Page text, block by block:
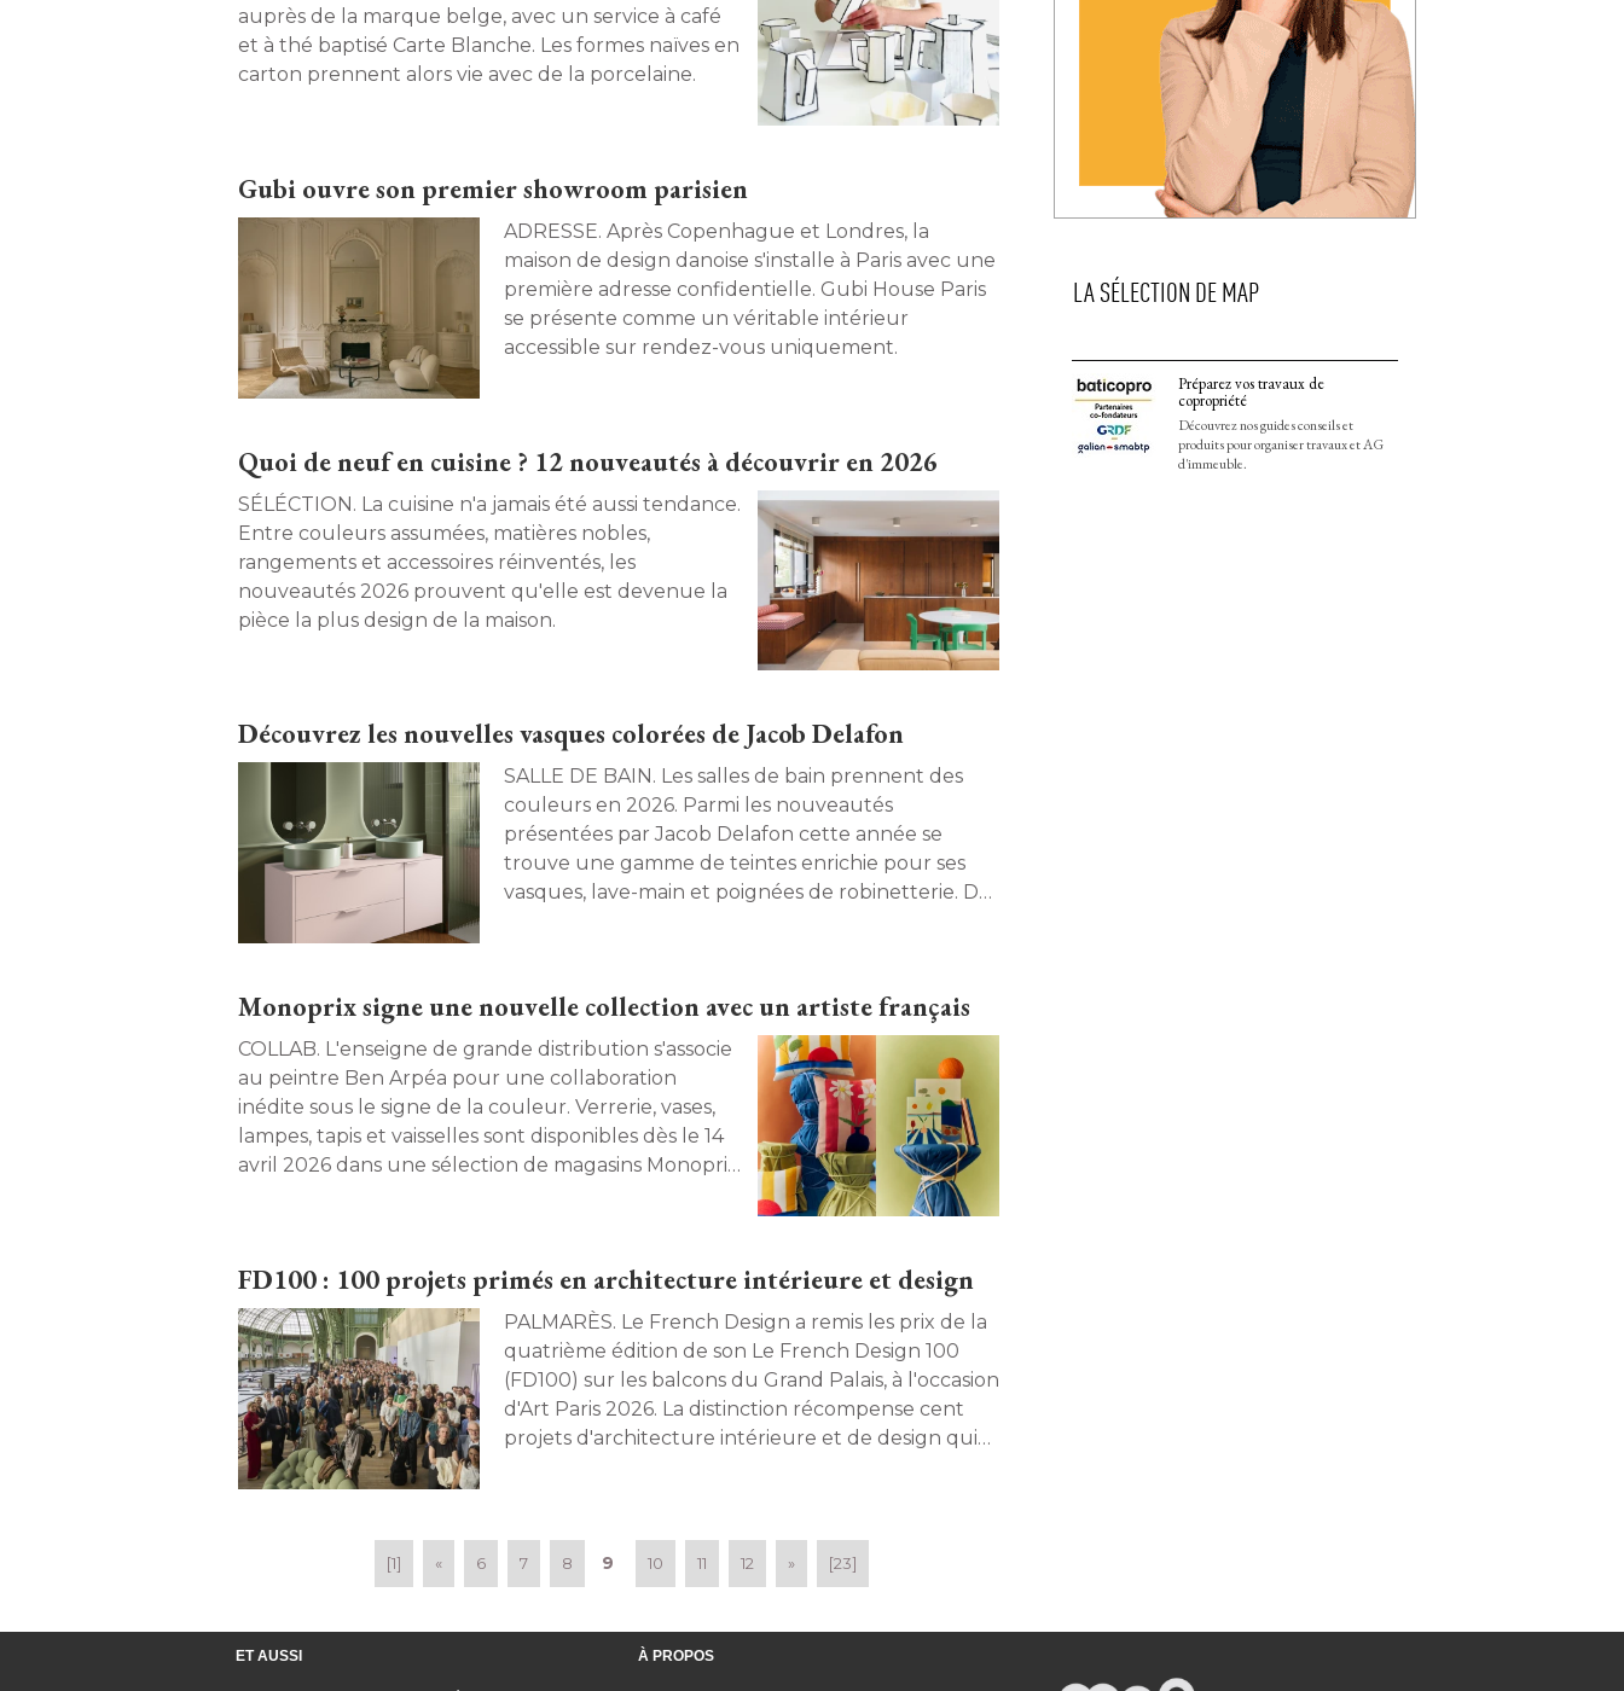
auprès de la marque belge, avec un service à café
et à thé baptisé Carte Blanche. Les formes naïves en
carton prennent alors vie avec de la porcelaine.
Gubi ouvre son premier showroom parisien
ADRESSE. Après Copenhague et Londres, la
maison de design danoise s'installe à Paris avec une
première adresse confidentielle. Gubi House Paris
se présente comme un véritable intérieur
accessible sur rendez-vous uniquement.
Quoi de neuf en cuisine ? 12 nouveautés à découvrir en 2026
SÉLÉCTION. La cuisine n'a jamais été aussi tendance.
Entre couleurs assumées, matières nobles,
rangements et accessoires réinventés, les
nouveautés 2026 prouvent qu'elle est devenue la
pièce la plus design de la maison.
Découvrez les nouvelles vasques colorées de Jacob Delafon
SALLE DE BAIN. Les salles de bain prennent des
couleurs en 2026. Parmi les nouveautés
présentées par Jacob Delafon cette année se
trouve une gamme de teintes enrichie pour ses
vasques, lave-main et poignées de robinetterie. Du
Monoprix signe une nouvelle collection avec un artiste français
COLLAB. L'enseigne de grande distribution s'associe
au peintre Ben Arpéa pour une collaboration
inédite sous le signe de la couleur. Verrerie, vases,
lampes, tapis et vaisselles sont disponibles dès le 14
avril 2026 dans une sélection de magasins Monoprix
FD100 : 100 projets primés en architecture intérieure et design
PALMARÈS. Le French Design a remis les prix de la
quatrième édition de son Le French Design 100
(FD100) sur les balcons du Grand Palais, à l'occasion
d'Art Paris 2026. La distinction récompense cent
projets d'architecture intérieure et de design qui
[1] « 6 7 8 9 10 11 12 » [23]
LA SÉLECTION DE MAP
Préparez vos travaux de
copropriété
Découvrez nos guides conseils et
produits pour organiser travaux et AG
d'immeuble.
ET AUSSI À PROPOS